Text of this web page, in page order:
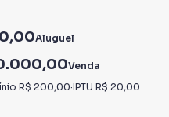
Aluguel
Venda
R$ 200,00·IPTU R$ 20,00